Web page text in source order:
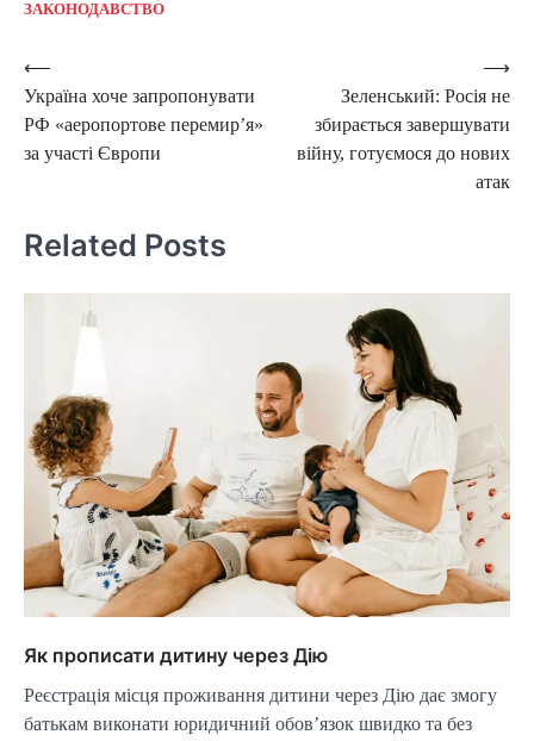
ЗАКОНОДАВСТВО
Post
navigation
⟵
Україна хоче запропонувати
РФ «аеропортове перемир’я»
за участі Європи
Зеленський: Росія не
збирається завершувати
війну, готуємося до нових
атак
⟶
Related Posts
Як прописати дитину через Дію
Реєстрація місця проживання дитини через Дію дає змогу
батькам виконати юридичний обов’язок швидко та без